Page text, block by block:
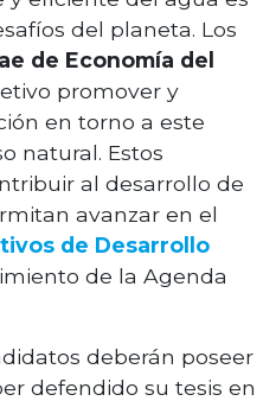
del planeta. Los
de Economía del
promover y
en torno a este
natural. Estos
al desarrollo de
avanzar en el
de Desarrollo
de la Agenda
deberán poseer
defendido su tesis en